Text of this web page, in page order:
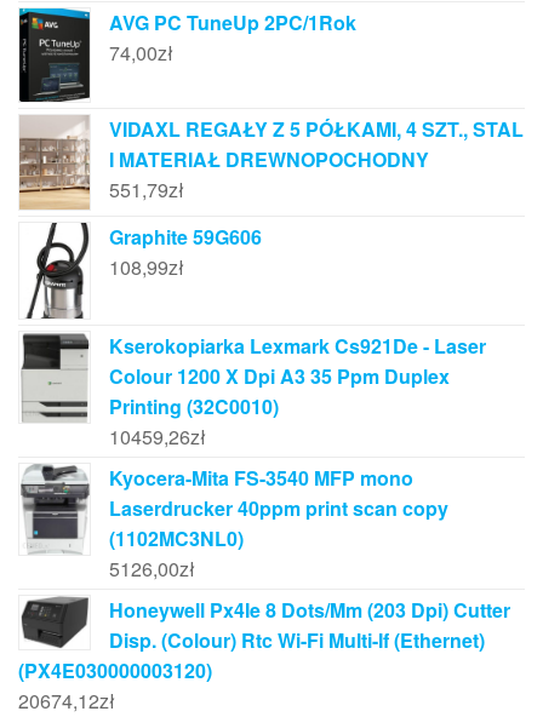
AVG PC TuneUp 2PC/1Rok
74,00zł
VIDAXL REGAŁY Z 5 PÓŁKAMI, 4 SZT., STAL
I MATERIAŁ DREWNOPOCHODNY
551,79zł
Graphite 59G606
108,99zł
Kserokopiarka Lexmark Cs921De - Laser
Colour 1200 X Dpi A3 35 Ppm Duplex
Printing (32C0010)
10459,26zł
Kyocera-Mita FS-3540 MFP mono
Laserdrucker 40ppm print scan copy
(1102MC3NL0)
5126,00zł
Honeywell Px4Ie 8 Dots/Mm (203 Dpi) Cutter
Disp. (Colour) Rtc Wi-Fi Multi-If (Ethernet)
(PX4E030000003120)
20674,12zł